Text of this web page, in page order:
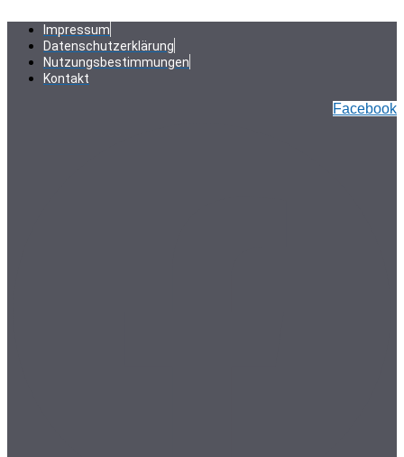
Inhalt
springen
Impressum
Datenschutzerklärung
Nutzungsbestimmungen
Kontakt
Facebook